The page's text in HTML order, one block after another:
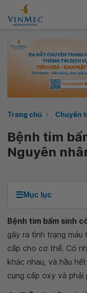
Trang chủ Chuyên
Bệnh tim
Nguyên
☰Mục lục
Bệnh tim bẩm sinh
gây ra tình trạng
cấp cho cơ thể. Có
khác nhau, và hầu
cung cấp oxy và